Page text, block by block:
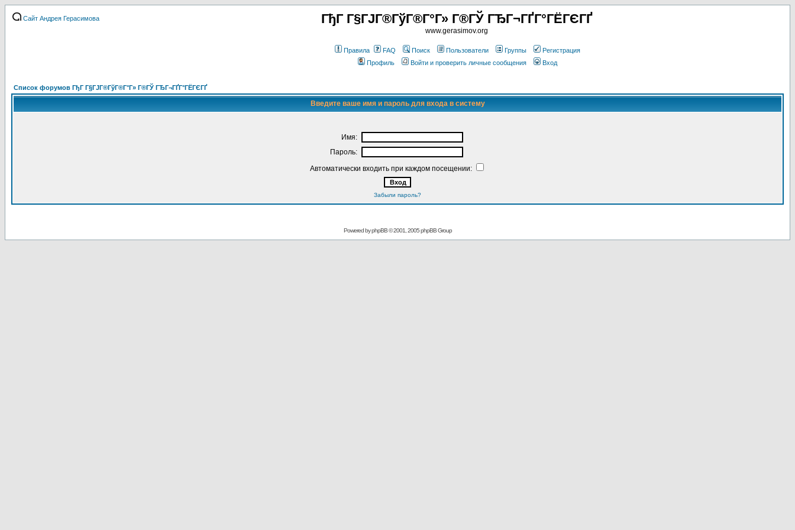
Сайт Андрея Герасимова ГђГ Г§ГЈГ®ГўГ®Г°Г» Г®ГЎ ГЂГ¬ГҐГ°ГЁГЄГҐ
www.gerasimov.org
Правила FAQ Поиск Пользователи Группы
Регистрация
Профиль
Войти и проверить личные сообщения Вход
Список форумов ГђГ Г§ГЈГ®ГўГ®Г°Г» Г®ГЎ ГЂГ¬ГҐГ°ГЁГЄГҐ
Введите ваше имя и пароль для входа в систему
Имя:
Пароль:
Автоматически входить при каждом посещении:
Забыли пароль?
Powered byphpBB© 2001, 2005 phpBB Group